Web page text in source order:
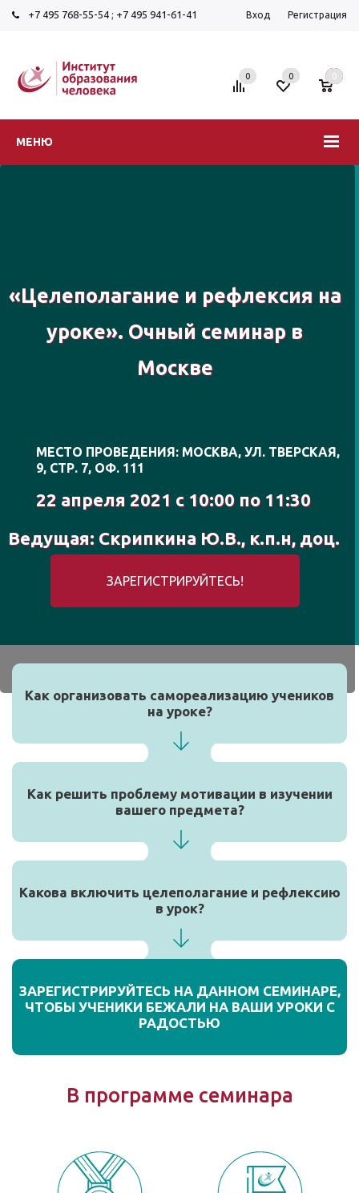
+7 495 768-55-54 ; +7 495 941-61-41 Вход Регистрация
МЕНЮ
0 0 0
«Целеполагание и рефлексия на
уроке». Очный семинар в
Москве
МЕСТО ПРОВЕДЕНИЯ: МОСКВА, УЛ. ТВЕРСКАЯ,
9, СТР. 7, ОФ. 111
22 апреля 2021 с 10:00 по 11:30
Ведущая: Скрипкина Ю.В., к.п.н, доц.
ЗАРЕГИСТРИРУЙТЕСЬ!
Как организовать самореализацию учеников
на уроке?
Как решить проблему мотивации в изучении
вашего предмета?
Какова включить целеполагание и рефлексию
в урок?
ЗАРЕГИСТРИРУЙТЕСЬ НА ДАННОМ СЕМИНАРЕ,
ЧТОБЫ УЧЕНИКИ БЕЖАЛИ НА ВАШИ УРОКИ С
РАДОСТЬЮ
В программе семинара